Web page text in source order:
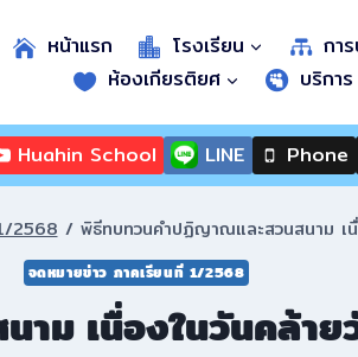
หน้าแรก โรงเรียน กา
ห้องเกียรติยศ
บริการ
Huahin School LINE Phone
2568 / พิธีทบทวนคำปฏิญาณและสวนสนาม เ
จดหมายข่าว ภาคเรียนที่ 1/2568
ม เนื่องในวันคล้าย